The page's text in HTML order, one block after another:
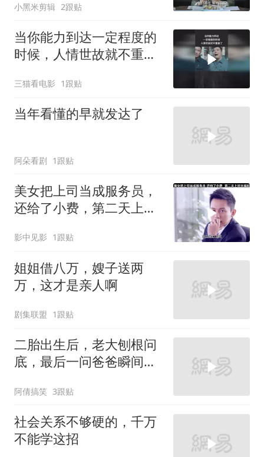
小黑米剪辑 2跟贴
当你能力到达一定程度的
时候，人情世故就不重要
三猫看电影 1跟贴
当年看懂的早就发达了
阿朵看剧 1跟贴
美女把上司当成服务员，
还给了小费，第二天上班
影中见影 1跟贴
姐姐借八万，嫂子送两
万，这才是亲人啊
剧集联盟 1跟贴
二胎出生后，老大刨根问
底，最后一问爸爸瞬间脸
阿倩搞笑 3跟贴
社会关系不够硬的，千万
不能学这招